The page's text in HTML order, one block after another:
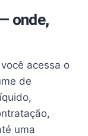
onde,
acessa o
de
uma